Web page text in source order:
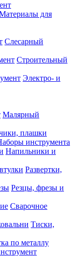
для
Слесарный
Строительный
Электро- и
Малярный
плашки
инструмента
Напильники и
Развертки,
Резцы, фрезы и
Сварочное
Тиски,
по металлу